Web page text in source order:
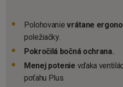
Polohovanievrátane
poležiačky.
Pokročilá bočná ochrana.
Menej potenie vďaka
poťahu Plus.